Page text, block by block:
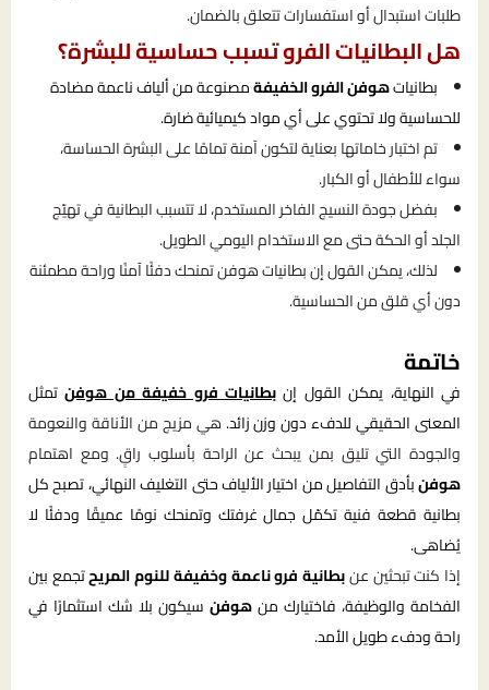
طلبات استبدال أو استفسارات تتعلق بالضمان.
هل البطانيات الفرو تسبب حساسية للبشرة؟
بطانياتهوفن الفرو الخفيفةمصنوعة من ألياف ناعمة مضادة
للحساسية ولا تحتوي على أي مواد كيميائية ضارة.
تم اختبار خاماتها بعناية لتكون آمنة تمامًا على البشرة الحساسة،
سواء للأطفال أو الكبار.
بفضل جودة النسيج الفاخر المستخدم، لا تتسبب البطانية في تهيّج
الجلد أو الحكة حتى مع الاستخدام اليومي الطويل.
لذلك، يمكن القول إن بطانيات هوفن تمنحك دفئًا آمنًا وراحة مطمئنة
دون أي قلق من الحساسية.
خاتمة
في النهاية، يمكن القول إن بطانيات فرو خفيفة من هوفنتمثل
المعنى الحقيقي للدفء دون وزن زائد. هي مزيج من الأناقة والنعومة
والجودة التي تليق بمن يبحث عن الراحة بأسلوب راقٍ. ومع اهتمام
هوفنبأدق التفاصيل من اختيار الألياف حتى التغليف النهائي، تصبح كل
بطانية قطعة فنية تكمّل جمال غرفتك وتمنحك نومًا عميقًا ودفئًا لا
يُضاهى.
إذا كنت تبحثين عنبطانية فرو ناعمة وخفيفة للنوم المريحتجمع بين
الفخامة والوظيفة، فاختيارك منهوفن سيكون بلا شك استثمارًا في
راحة ودفء طويل الأمد.